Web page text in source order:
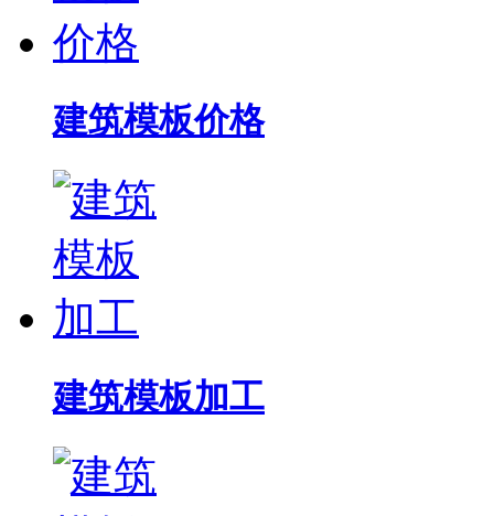
建筑模板价格
建筑模板加工